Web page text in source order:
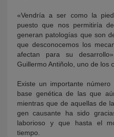
«Vendría a ser como la
puesto que nos permitiría
generan patologías que son
que desconocemos los
afectan para su
Guillermo Antiñolo, uno de los
Existe un importante
base genética de las que
mientras que de aquellas de
gen causante ha sido
laborioso y que hasta el
tiempo.